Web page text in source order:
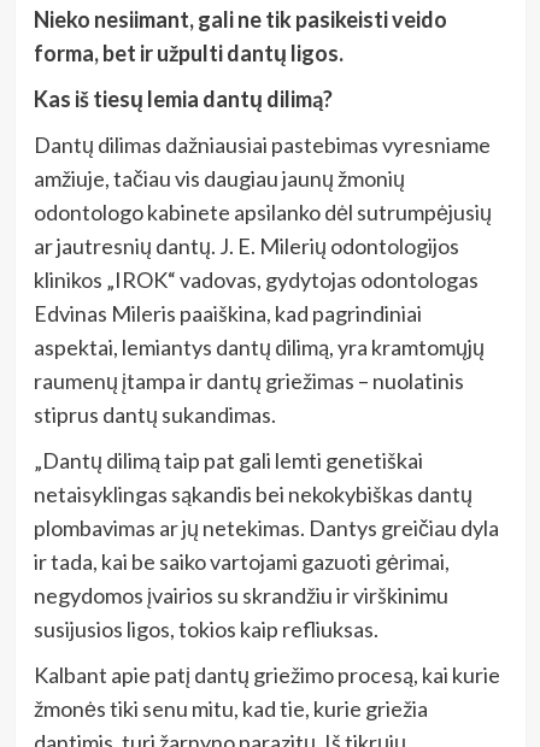
Nieko nesiimant, gali ne tik pasikeisti veido
forma, bet ir užpulti dantų ligos.
Kas iš tiesų lemia dantų dilimą?
Dantų dilimas dažniausiai pastebimas vyresniame
amžiuje, tačiau vis daugiau jaunų žmonių
odontologo kabinete apsilanko dėl sutrumpėjusių
ar jautresnių dantų. J. E. Milerių odontologijos
klinikos „IROK“ vadovas, gydytojas odontologas
Edvinas Mileris paaiškina, kad pagrindiniai
aspektai, lemiantys dantų dilimą, yra kramtomųjų
raumenų įtampa ir dantų griežimas – nuolatinis
stiprus dantų sukandimas.
„Dantų dilimą taip pat gali lemti genetiškai
netaisyklingas sąkandis bei nekokybiškas dantų
plombavimas ar jų netekimas. Dantys greičiau dyla
ir tada, kai be saiko vartojami gazuoti gėrimai,
negydomos įvairios su skrandžiu ir virškinimu
susijusios ligos, tokios kaip refliuksas.
Kalbant apie patį dantų griežimo procesą, kai kurie
žmonės tiki senu mitu, kad tie, kurie griežia